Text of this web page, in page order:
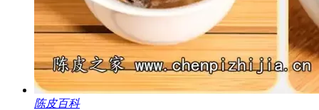
陈皮百科